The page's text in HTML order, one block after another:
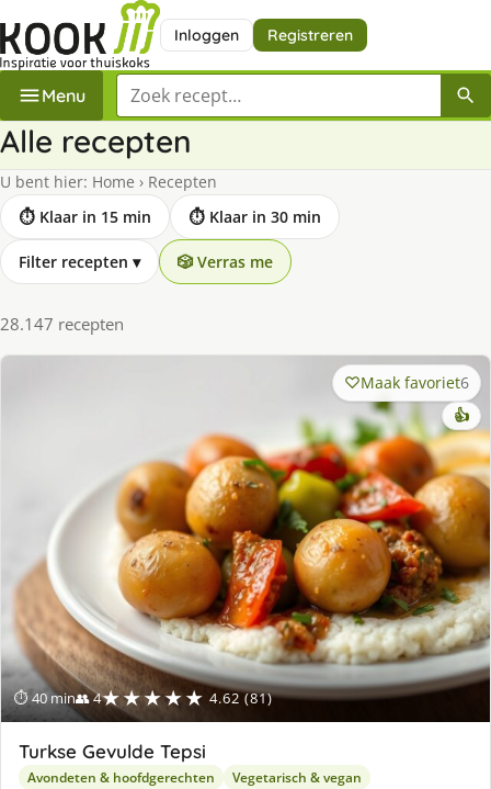
Inloggen Registreren
Menu Zoek een recept
Alle recepten
U bent hier: Home › Recepten
⏱ Klaar in 15 min
⏱ Klaar in 30 min
Filter recepten ▾ 🎲 Verras me
28.147 recepten
⏱ 40 min👥 4★★★★★ 4.62 (81)
Maak favoriet6
👍
Turkse Gevulde Tepsi
Avondeten & hoofdgerechten Vegetarisch & vegan